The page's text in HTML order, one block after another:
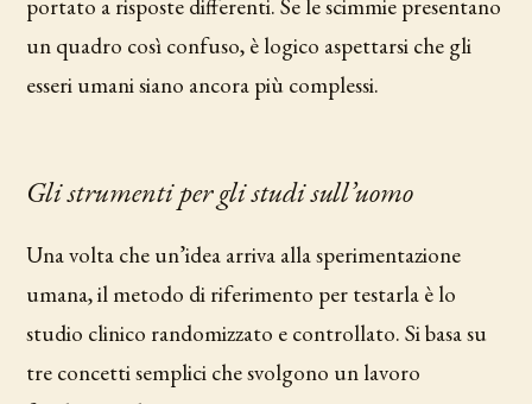
portato a risposte differenti. Se le scimmie presentano
un quadro così confuso, è logico aspettarsi che gli
esseri umani siano ancora più complessi.
Gli strumenti per gli studi sull’uomo
Una volta che un’idea arriva alla sperimentazione
umana, il metodo di riferimento per testarla è lo
studio clinico randomizzato e controllato. Si basa su
tre concetti semplici che svolgono un lavoro